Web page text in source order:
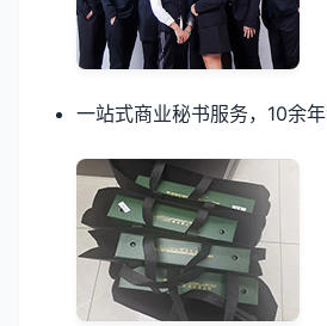
一站式商业秘书服务，10余年